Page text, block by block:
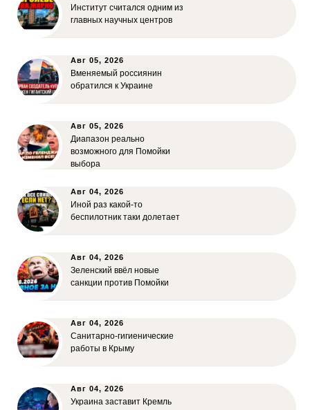
Институт считался одним из
главных научных центров
Авг 05, 2026
Вменяемый россиянин
обратился к Украине
Авг 05, 2026
Диапазон реально
возможного для Помойки
выбора
Авг 04, 2026
Иной раз какой-то
беспилотник таки долетает
Авг 04, 2026
Зеленский ввёл новые
санкции против Помойки
Авг 04, 2026
Санитарно-гигиенические
работы в Крыму
Авг 04, 2026
Украина заставит Кремль